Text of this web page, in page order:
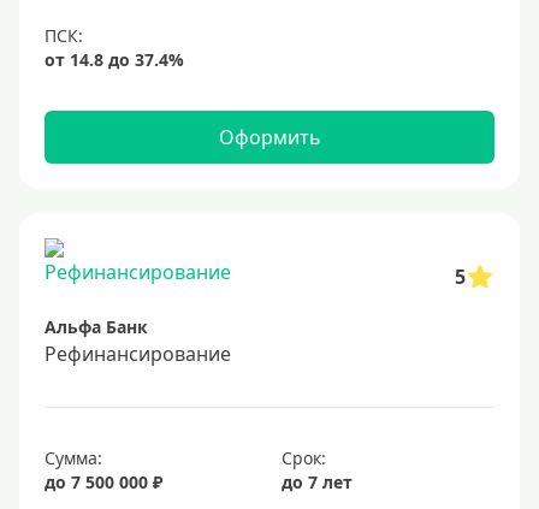
Сумма
1000000 руб
1200000 руб
1300000 руб
1500000 руб
1600000 руб
2 миллиона
Оформить
5
Альфа Банк
Рефинансирование
Сумма:
до 7 500 000 ₽
Срок:
до 7 лет